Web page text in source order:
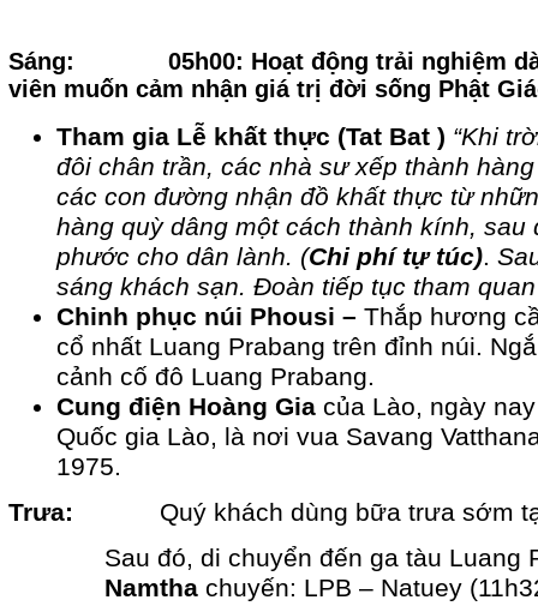
Sáng:
05h00: Hoạt động trải nghiệm
viên muốn cảm nhận giá trị đời sống Phật
Tham gia Lễ khất thực (Tat Bat ) “Khi
đôi chân trần, các nhà sư xếp thành
các con đường nhận đồ khất thực từ
hàng quỳ dâng một cách thành kính, sau
phước cho dân lành. (Chi phí tự túc).
sáng khách sạn. Đoàn tiếp tục tham
Chinh phục núi Phousi – Thắp hương
cổ nhất Luang Prabang trên đỉnh núi.
cảnh cố đô Luang Prabang.
Cung điện Hoàng Gia của Lào, ngày
Quốc gia Lào, là nơi vua Savang
1975.
Trưa: Quý khách dùng bữa trưa sớm
Sau đó, di chuyển đến ga tàu Luang
Namtha chuyến: LPB – Natuey